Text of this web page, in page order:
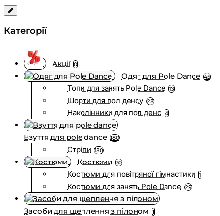
Категорії
Акції 0
Одяг для Pole Dance 45
Топи для занять Pole Dance 13
Шорти для пол денсу 28
Наколінники для пол денс 4
Взуття для pole dance 180
Стріпи 180
Костюми 30
Костюми для повітряної гімнастики 1
Костюми для занять Pole Dance 29
Засоби для щеплення з пілоном 1